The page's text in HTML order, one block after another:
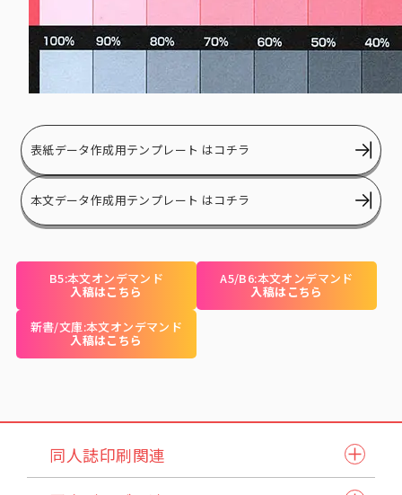
表紙データ作成用テンプレート はコチラ
本文データ作成用テンプレート はコチラ
B5:本文オンデマンド
入稿はこちら
A5/B6:本文オンデマンド
入稿はこちら
新書/文庫:本文オンデマンド
入稿はこちら
同人誌印刷関連
同人誌セット